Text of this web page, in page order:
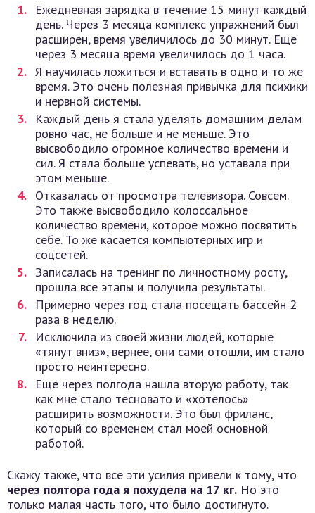
Ежедневная зарядка в течение 15 минут каждый
день. Через 3 месяца комплекс упражнений был
расширен, время увеличилось до 30 минут. Еще
через 3 месяца время увеличилось до 1 часа.
Я научилась ложиться и вставать в одно и то же
время. Это очень полезная привычка для психики
и нервной системы.
Каждый день я стала уделять домашним делам
ровно час, не больше и не меньше. Это
высвободило огромное количество времени и
сил. Я стала больше успевать, но уставала при
этом меньше.
Отказалась от просмотра телевизора. Совсем.
Это также высвободило колоссальное
количество времени, которое можно посвятить
себе. То же касается компьютерных игр и
соцсетей.
Записалась на тренинг по личностному росту,
прошла все этапы и получила результаты.
Примерно через год стала посещать бассейн 2
раза в неделю.
Исключила из своей жизни людей, которые
«тянут вниз», вернее, они сами отошли, им стало
просто неинтересно.
Еще через полгода нашла вторую работу, так
как мне стало тесновато и «хотелось»
расширить возможности. Это был фриланс,
который со временем стал моей основной
работой.
Скажу также, что все эти усилия привели к тому, что
через полтора года я похудела на 17 кг. Но это
только малая часть того, что было достигнуто.